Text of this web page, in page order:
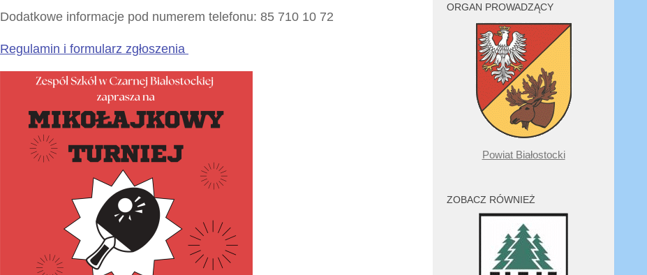
Dodatkowe informacje pod numerem telefonu: 85 710 10 72
Regulamin i formularz zgłoszenia
ORGAN PROWADZĄCY
Powiat Białostocki
ZOBACZ RÓWNIEŻ